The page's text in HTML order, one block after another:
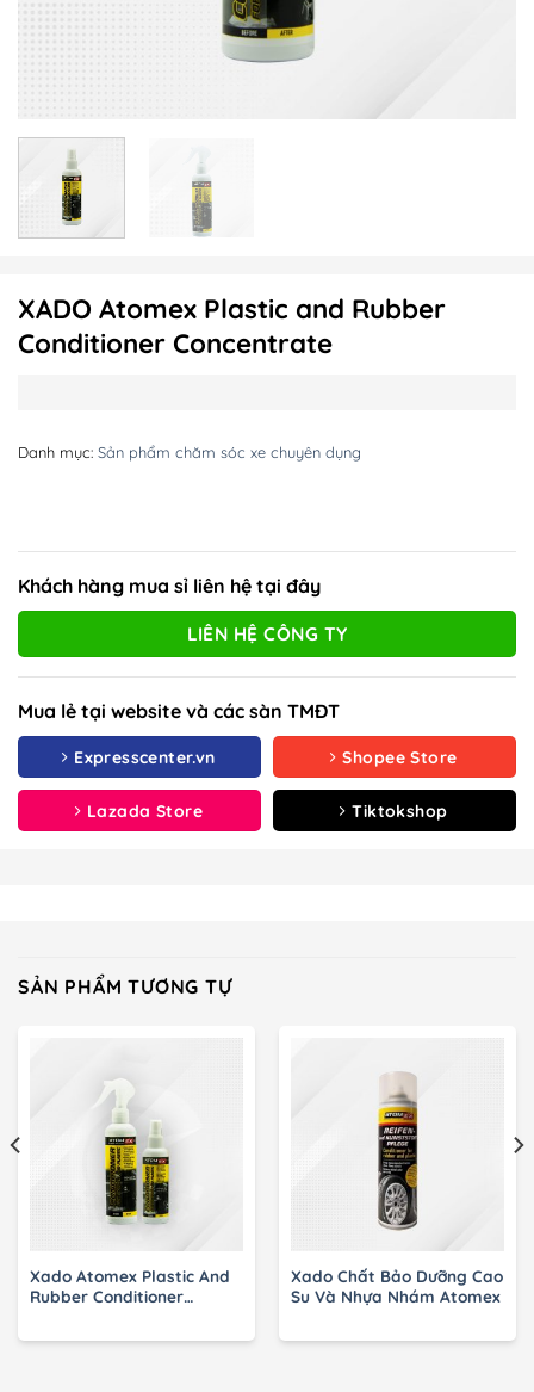
XADO Atomex Plastic and Rubber
Conditioner Concentrate
Danh mục: Sản phẩm chăm sóc xe chuyên dụng
Khách hàng mua sỉ liên hệ tại đây
LIÊN HỆ CÔNG TY
Mua lẻ tại website và các sàn TMĐT
Expresscenter.vn Shopee Store
Lazada Store Tiktokshop
SẢN PHẨM TƯƠNG TỰ
Xado Atomex Plastic And
Rubber Conditioner
Xado Chất Bảo Dưỡng Cao
Su Và Nhựa Nhám Atomex